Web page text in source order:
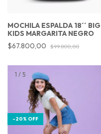
MOCHILA ESPALDA 18´´ BIG
KIDS MARGARITA NEGRO
$67.800,00
$99.800,00
1 / 5
-20% OFF